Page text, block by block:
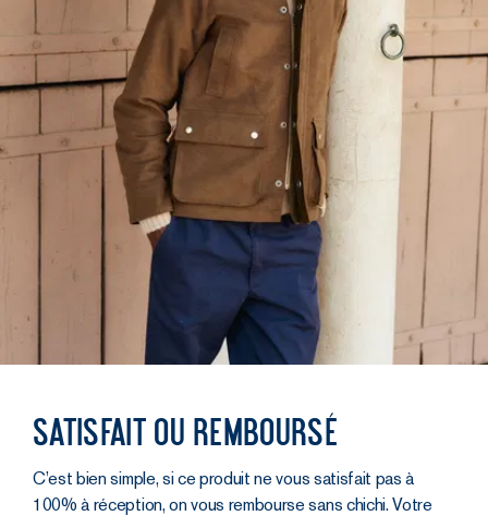
Satisfait ou remboursé
C’est bien simple, si ce produit ne vous satisfait pas à
100% à réception, on vous rembourse sans chichi. Votre